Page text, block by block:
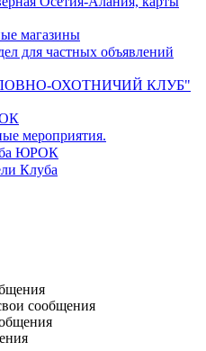
магазины
для частных объявлений
ОХОТНИЧИЙ КЛУБ"
мероприятия.
ЮРОК
Клуба
сообщения